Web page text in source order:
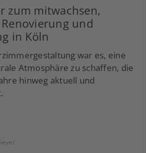
zum mitwachsen,
und
in Köln
war es, eine
Atmosphäre zu schaffen, die
hinweg aktuell und